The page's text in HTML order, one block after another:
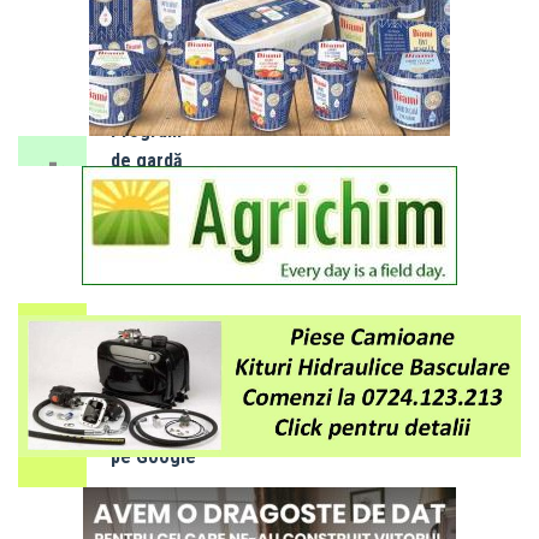
2026
SLOBOZIA:
Program
de gardă
farmacii -
luna
AUGUST
Adaugă
obiectiv.net
ca sursă
preferată
pe Google
27/04/2020